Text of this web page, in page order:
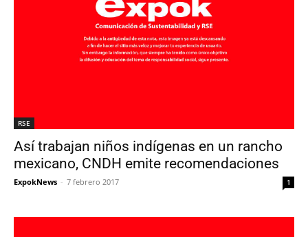
RSE
Así trabajan niños indígenas en un rancho
mexicano, CNDH emite recomendaciones
ExpokNews - 7 febrero 2017 1